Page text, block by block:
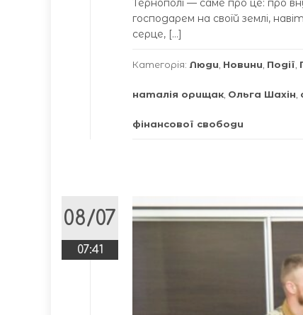
Тернополі — саме про це: про
господарем на своїй землі,
серце, […]
Категорія: Люди Новини Події
наталія орищак Ольга Шахін
фінансової свободи
08/07
07:41